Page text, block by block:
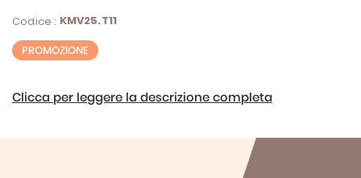
Codice : KMV25.T11
PROMOZIONE
Clicca per leggere la descrizione completa
immagini